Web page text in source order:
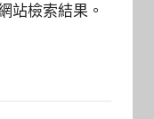
站檢索結果。